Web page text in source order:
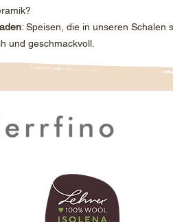
: Speisen, die in unseren Schalen
und geschmackvoll.